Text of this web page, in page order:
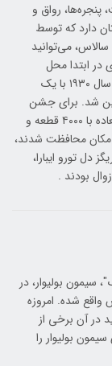
پنجره‌ها، رواق و
دارد که توسط
می‌توانید
در ابتدا محل
نگهداری صندوقچه‌ای حاوی خاکستر بولیوار بود که در سال ۱۹۳۰ با یک
شد. برای جشن
صدمین سالگرد تولد سیمون بولیوار، یک لوستر خارق‌العاده با ۴۰۰۰ قطعه و
که در این مکان محافظت شدند،
دل تورو ایبارا،
بودند .
سیمون بولیوار، در
واقع شده. امروزه
در آن برخی از
بولیوار را